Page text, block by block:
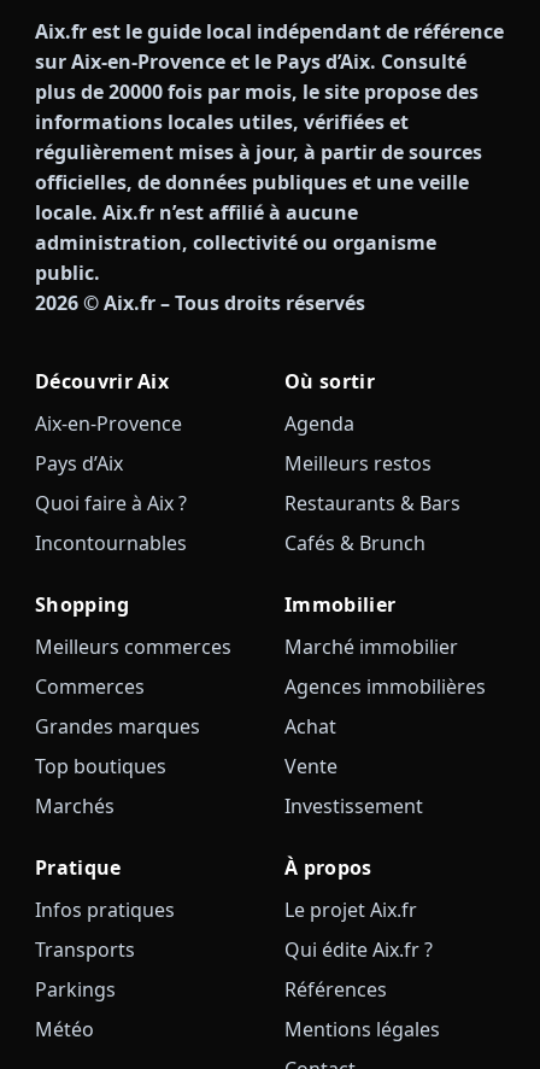
Aix.fr est le guide local indépendant de référence
sur Aix-en-Provence et le Pays d’Aix. Consulté
plus de 20000 fois par mois, le site propose des
informations locales utiles, vérifiées et
régulièrement mises à jour, à partir de sources
officielles, de données publiques et une veille
locale. Aix.fr n’est affilié à aucune
administration, collectivité ou organisme
public.
2026© Aix.fr – Tous droits réservés
Découvrir Aix
Aix-en-Provence
Pays d’Aix
Quoi faire à Aix ?
Incontournables
Où sortir
Agenda
Meilleurs restos
Restaurants & Bars
Cafés & Brunch
Shopping
Meilleurs commerces
Commerces
Grandes marques
Top boutiques
Marchés
Immobilier
Marché immobilier
Agences immobilières
Achat
Vente
Investissement
Pratique
Infos pratiques
Transports
Parkings
Météo
À propos
Le projet Aix.fr
Qui édite Aix.fr ?
Références
Mentions légales